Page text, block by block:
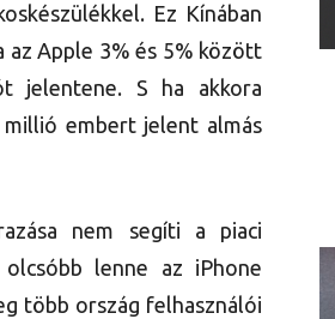
Ez Kínában
az Apple 3% és 5% között
jelentene. S ha akkora
millió embert jelent almás
nem segíti a piaci
lenne az iPhone
több ország felhasználói